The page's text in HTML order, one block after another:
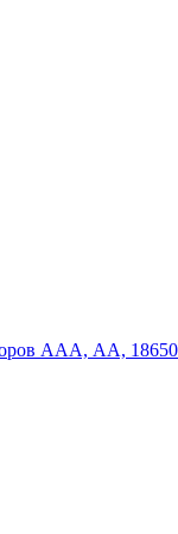
ААА, АА,